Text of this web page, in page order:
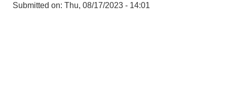
Submitted on: Thu, 08/17/2023 - 14:01